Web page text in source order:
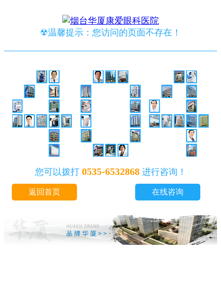
☢温馨提示：您访问的页面不存在！
您可以拨打 0535-6532868进行咨询！
返回首页 在线咨询